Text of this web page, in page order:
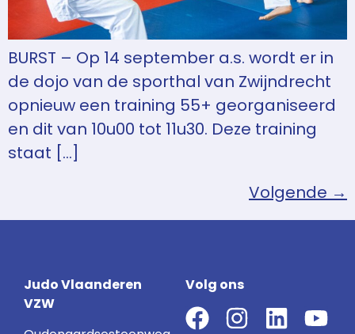
BURST – Op 14 september a.s. wordt er in
de dojo van de sporthal van Zwijndrecht
opnieuw een training 55+ georganiseerd
en dit van 10u00 tot 11u30. Deze training
staat […]
Volgende →
Judo Vlaanderen
VZW
Volg ons